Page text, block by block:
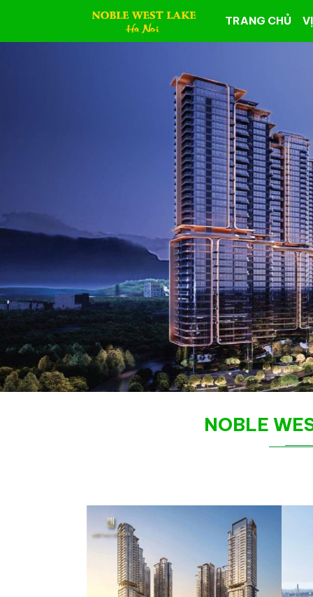
TRANG CHỦ
NOBLE